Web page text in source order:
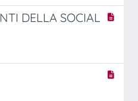
DELLA SOCIAL